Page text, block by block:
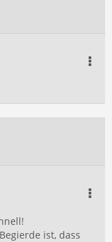
ist, dass